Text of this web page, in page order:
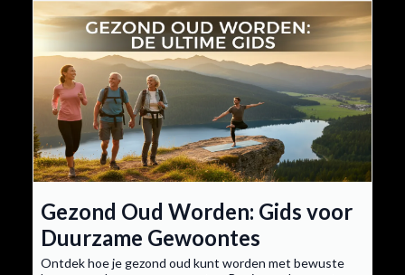
Gezond Oud Worden: Gids voor
Duurzame Gewoontes
Ontdek hoe je gezond oud kunt worden met bewuste